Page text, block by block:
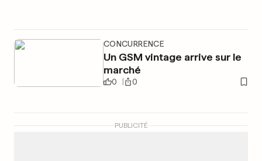
CONCURRENCE
Un GSM vintage arrive sur le
marché
0 0
PUBLICITÉ